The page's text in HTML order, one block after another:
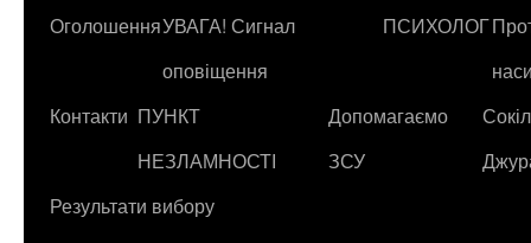
ОголошенняУВАГА! Сигнал
оповіщення
ПСИХОЛОГ
Контакти ПУНКТ
НЕЗЛАМНОСТІ
Допомагаємо
ЗСУ
Сокіл
Результати вибору